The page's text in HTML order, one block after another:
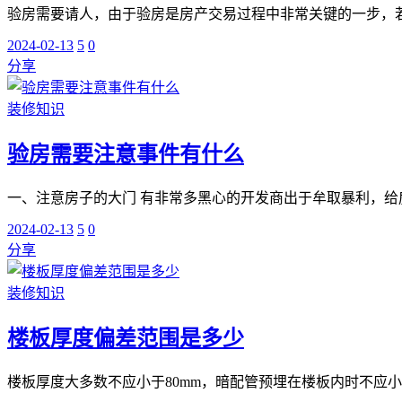
验房需要请人，由于验房是房产交易过程中非常关键的一步
2024-02-13 5 0
分享
装修知识
验房需要注意事件有什么
一、注意房子的大门 有非常多黑心的开发商出于牟取暴利，
2024-02-13 5 0
分享
装修知识
楼板厚度偏差范围是多少
楼板厚度大多数不应小于80mm，暗配管预埋在楼板内时不应